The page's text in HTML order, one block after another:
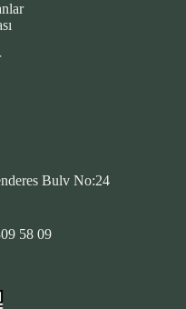
Bulv No:24
58 09